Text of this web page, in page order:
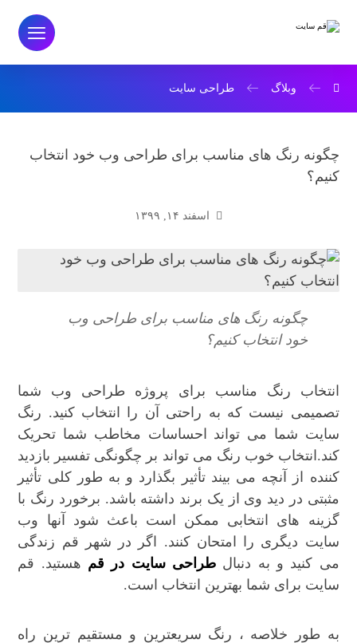
وبلاگ طراحی سایت
چگونه رنگ های مناسب برای طراحی وب خود انتخاب
کنیم؟
اسفند ۱۴, ۱۳۹۹
چگونه رنگ های مناسب برای طراحی وب
خود انتخاب کنیم؟
انتخاب رنگ مناسب برای پروژه طراحی وب شما
تصمیمی نیست که به راحتی آن را انتخاب کنید. رنگ
سایت شما می تواند احساسات مخاطب شما تحریک
کند.انتخاب خوب رنگ می تواند بر چگونگی تفسیر بازدید
کننده از آنچه می بیند تأثیر بگذارد و به طور کلی تأثیر
مثبتی در دید وی از یک برند داشته باشد. برخورد رنگ با
گزینه های انتخابی ممکن است باعث شود آنها وب
سایت دیگری را امتحان کنند. اگر در شهر قم زندگی
می کنید و به دنبال طراحی سایت در قم هستید. قم
سایت برای شما بهترین انتخاب است.
به طور خلاصه ، رنگ سریعترین و مستقیم ترین راه